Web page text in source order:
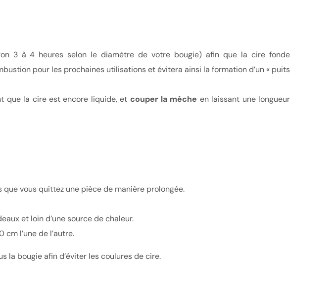
3 à 4 heures selon le diamètre de votre bougie) afin que la cire fonde
pour les prochaines utilisations et évitera ainsi la formation d’un « puits
que la cire est encore liquide, et couper la mèche en laissant une longueur
vous quittez une pièce de manière prolongée.
et loin d’une source de chaleur.
l’une de l’autre.
la bougie afin d’éviter les coulures de cire.